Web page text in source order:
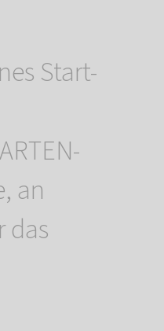
Start-
an
das